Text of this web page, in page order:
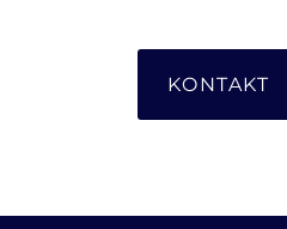
KONTAKT